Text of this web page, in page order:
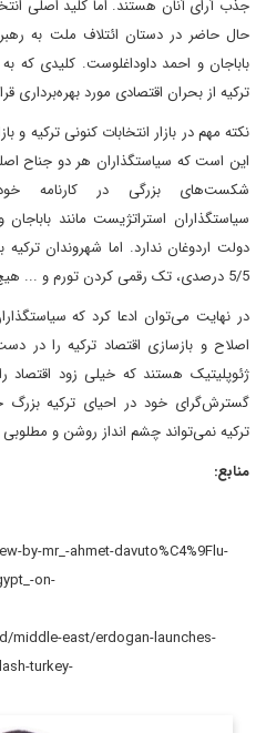
جذب آرای آنان هستند. اما کلید اصلی
حال حاضر در دستان ائتلاف ملت به
باباجان و احمد داوداغلوست. کلیدی که
ترکیه از بحران اقتصادی مورد بهره‌برداری
نکته مهم در بازار انتخابات کنونی ترکیه و
این است که سیاستگذاران هر دو جناح
شکست‌های بزرگی در کارنامه
سیاستگذاران استراتژیست مانند
دولت اردوغان ندارد. اما شهروندان
5/5 درصدی، تک رقمی کردن تورم و ... هیچ اعتمادی ندارند. 2
در نهایت می‌توان ادعا کرد که
اصلاح و بازسازی اقتصاد ترکیه را در
ژئوپلیتیک هستند که خیلی زود اقتصاد
ترکیه نمی‌تواند چشم انداز روشن و
منابع:
by-mr_-ahmet-davuto%C4%9Flu-
on-
middle-east/erdogan-launches-
turkey-